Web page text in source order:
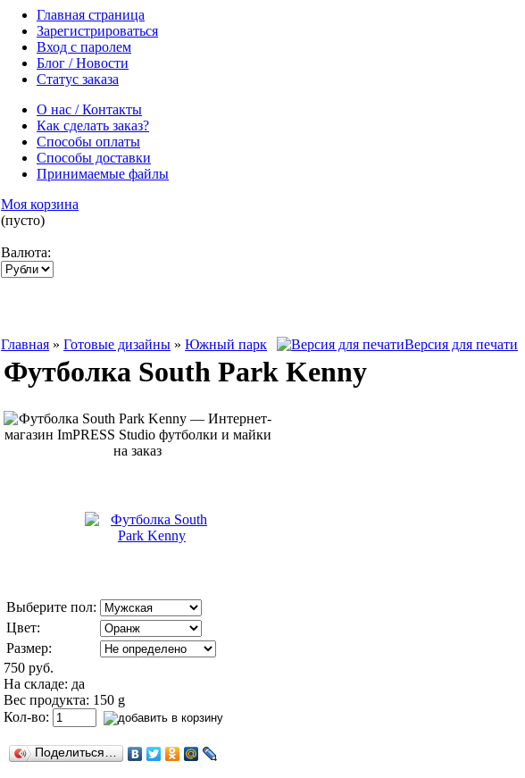
Главная страница
Зарегистрироваться
Вход с паролем
Блог / Новости
Статус заказа
О нас / Контакты
Как сделать заказ?
Способы оплаты
Способы доставки
Принимаемые файлы
Моя корзина
(пусто)
Валюта:
Главная » Готовые дизайны » Южный парк Версия для печати
Футболка South Park Kenny
Выберите пол:
Цвет:
Размер:
750 руб.
На складе: да
Вес продукта: 150 g
Кол-во:
Поделиться…